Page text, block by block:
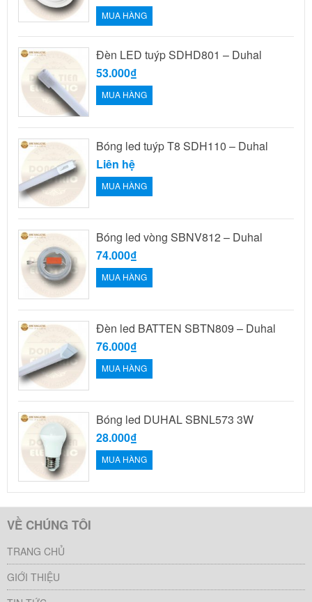
MUA HÀNG
Đèn LED tuýp SDHD801 – Duhal
53.000₫
MUA HÀNG
Bóng led tuýp T8 SDH110 – Duhal
Liên hệ
MUA HÀNG
Bóng led vòng SBNV812 – Duhal
74.000₫
MUA HÀNG
Đèn led BATTEN SBTN809 – Duhal
76.000₫
MUA HÀNG
Bóng led DUHAL SBNL573 3W
28.000₫
MUA HÀNG
VỀ CHÚNG TÔI
TRANG CHỦ
GIỚI THIỆU